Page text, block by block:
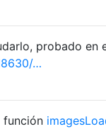
probado en
…
función